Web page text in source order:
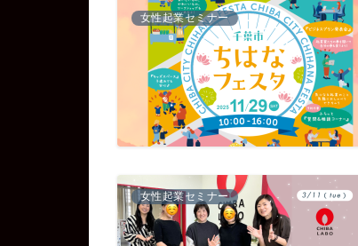
女性起業セミナー
女性起業セミナー